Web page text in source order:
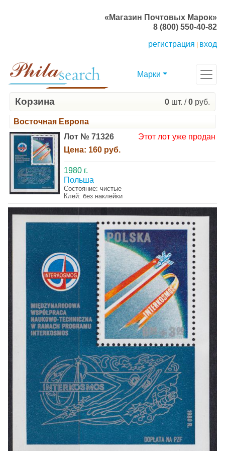
«Магазин Почтовых Марок»
8 (800) 550-40-82
регистрация
вход
Марки
Корзина 0 шт. /0 руб.
Восточная Европа
Лот № 71326
Цена: 160 руб.
Этот лот уже продан
1980 г.
Польша
Состояние: чистые
Клей: без наклейки